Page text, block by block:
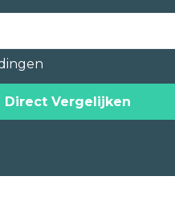
Direct Vergelijken